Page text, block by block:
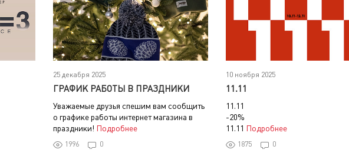
25 декабря 2025
ГРАФИК РАБОТЫ В ПРАЗДНИКИ
Уважаемые друзья спешим вам сообщить
о графике работы интернет магазина в
праздники! Подробнее
1996 0
10 ноября 2025
11.11
11.11
-20%
11.11 Подробнее
1875 0